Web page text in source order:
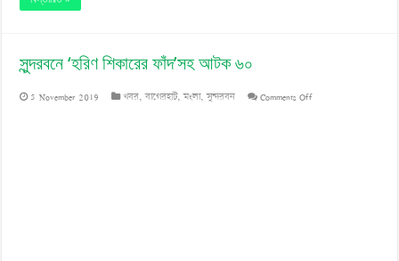
সুন্দরবনে ‘হরিণ শিকারের ফাঁদ’সহ আটক ৬০
5 November 2019 খবর,বাগেরহাট,মংলা,সুন্দরবন Comments Offon